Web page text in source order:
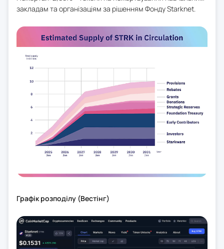
закладам та організаціям за рішенням Фонду Starknet.
Графік розподілу (Вестінг)